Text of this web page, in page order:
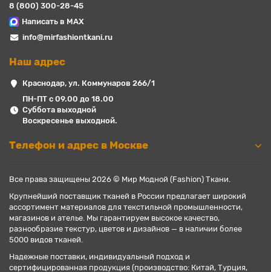
8 (800) 300-28-45
Написать в MAX
info@mirfashiontkani.ru
Наш адрес
Краснодар, ул. Коммунаров 266/1
ПН-ПТ с 09.00 до 18.00
Суббота выходной
Воскресенье выходной.
Телефон и адрес в Москве
Все права защищены 2026 © Мир Модной (Fashion) Ткани.
Крупнейший поставщик тканей в России предлагает широкий
ассортимент материалов для текстильной промышленности,
магазинов и ателье. Мы гарантируем высокое качество,
разнообразие текстур, цветов и дизайнов — в наличии более
5000 видов тканей.
Надежные поставки, индивидуальный подход и
сертифицированная продукция (производство: Китай, Турция,